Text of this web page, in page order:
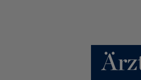
Direkt zum